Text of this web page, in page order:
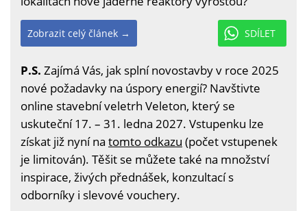
SDÍLET
Zobrazit celý článek →
P.S. Zajímá Vás, jak splní novostavby v roce 2025
nové požadavky na úspory energií? Navštivte
online stavební veletrh Veleton, který se
uskuteční 17. – 31. ledna 2027. Vstupenku lze
získat již nyní na tomto odkazu (počet vstupenek
je limitován). Těšit se můžete také na množství
inspirace, živých přednášek, konzultací s
odborníky i slevové vouchery.